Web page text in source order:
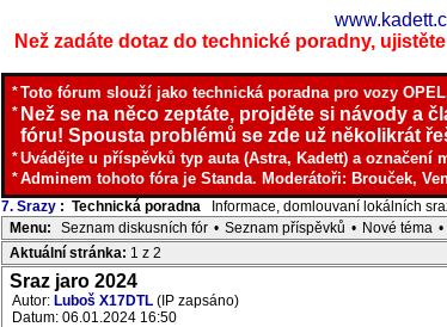
Než zadáte dotaz do technické poradny,
*Toto fórum slouží jako technická poradna pro vozy
* Než se na něco zeptáte, projděte si návody a
fóru! Spousta problémů se zde už několikrát
*Uvádějte u příspěvků typ auta (Astra, Kadett) a označení
*Adminem tohoto fóra je Standa. Moderátoři: Brouček,
7. Srazy : Technická poradna Informace, domlouvaní lokálních
Menu: Seznam diskusních fór • Seznam příspěvků • Nové téma •
Aktuální stránka: 1 z 2
Sraz jaro 2024
Autor: Luboš X17DTL (IP zapsáno)
Datum: 06.01.2024 16:50